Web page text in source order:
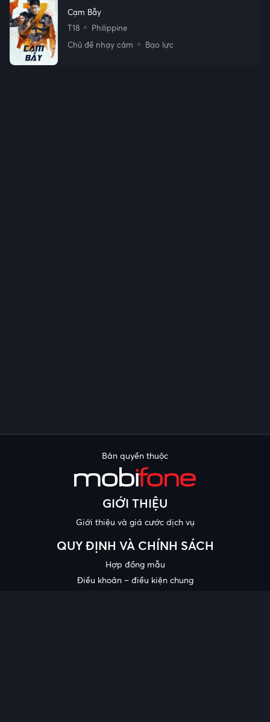
Cạm Bẫy
T18
Philippine
Chủ đề nhạy cảm
Bạo lực
Bản quyền thuộc
GIỚI THIỆU
Giới thiệu và giá cước dịch vụ
QUY ĐỊNH VÀ CHÍNH SÁCH
Hợp đồng mẫu
Điều khoản – điều kiện chung